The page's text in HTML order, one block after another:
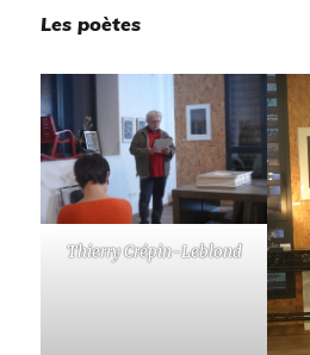
Les poètes
Thierry Crépin-Leblond